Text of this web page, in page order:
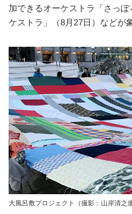
加できるオーケストラ「さっ
ケストラ」（8月27日）などが
大風呂敷プロジェクト（撮影：山岸清之進